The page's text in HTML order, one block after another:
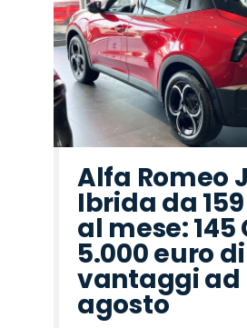
Alfa Romeo
Ibrida da
al mese: 145
5.000 euro di
vantaggi ad
agosto